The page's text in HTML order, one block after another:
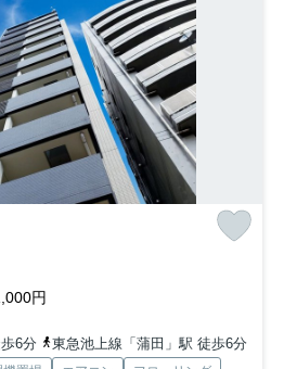
円
6分
東急池上線「蒲田」駅 徒歩6分